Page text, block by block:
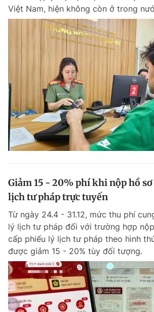
Việt Nam, hiện không còn ở trong
Giảm 15 - 20% phí khi nộp hồ
lịch tư pháp trực tuyến
Từ ngày 24.4 - 31.12, mức thu phí
lý lịch tư pháp đối với trường hợp
cấp phiếu lý lịch tư pháp theo hình
được giảm 15 - 20% tùy đối tượng.